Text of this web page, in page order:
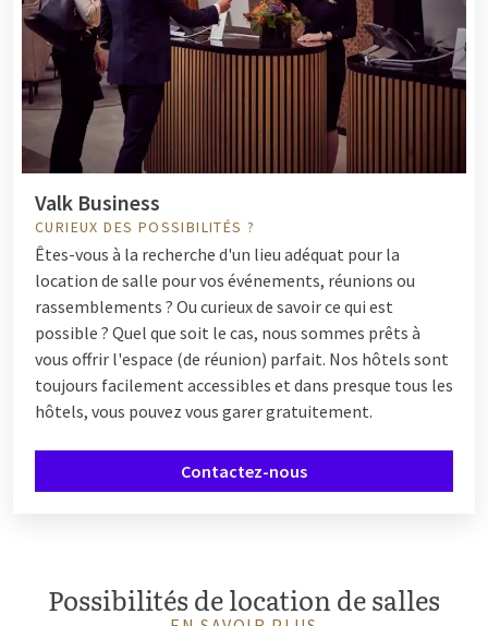
Chez Van der Valk, vous ne louez pas simplement une salle de
fête - vous optez pour une expérience complète. Nos forfaits
de fête sont flexibles et entièrement adaptables à vos
souhaits. Que ce soit pour un anniversaire, un baptême, un
jubilé ou un événement d'entreprise : nous réfléchissons avec
vous. Ensemble, nous créons une fête sur mesure qui
correspond parfaitement à votre groupe et à l'occasion. Vous
avez des questions sur les possibilités offertes ? N'hésitez pas
à nous contacter.
Options culinaires pour votre fête
Une fête réussie mérite des plats délicieux. Des buffets
élaborés aux dîners raffinés et aux amuse-bouches créatifs :
nos équipes culinaires veillent à ce que votre arrangement de
fête soit savoureux. Discutez de vos préférences avec notre
équipe de cuisine et créez un menu qui surprendra à coup sûr
Souhaitez-vous combiner la fête avec une nuitée ? De
Valk Business
CURIEUX DES POSSIBILITÉS ?
Êtes-vous à la recherche d'un lieu adéquat pour la
location de salle pour vos événements, réunions ou
rassemblements ? Ou curieux de savoir ce qui est
possible ? Quel que soit le cas, nous sommes prêts à
vous offrir l'espace (de réunion) parfait. Nos hôtels sont
toujours facilement accessibles et dans presque tous les
hôtels, vous pouvez vous garer gratuitement.
Contactez-nous
Possibilités de location de salles